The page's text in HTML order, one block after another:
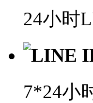
24小时
LINE
7*24小